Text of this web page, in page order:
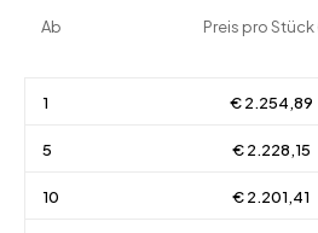
Ab Preis pro Stück
1 € 2.254,89
5 € 2.228,15
10 € 2.201,41